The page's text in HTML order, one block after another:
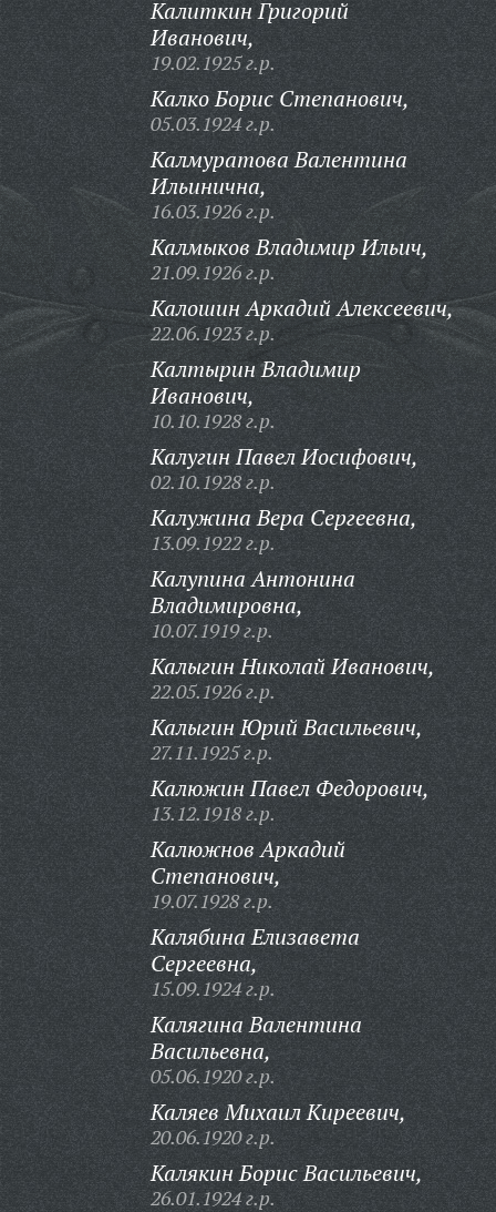
Калиткин Григорий
Иванович,
19.02.1925 г.р.
Калко Борис Степанович,
05.03.1924 г.р.
Калмуратова Валентина
Ильинична,
16.03.1926 г.р.
Калмыков Владимир Ильич,
21.09.1926 г.р.
Калошин Аркадий Алексеевич,
22.06.1923 г.р.
Калтырин Владимир
Иванович,
10.10.1928 г.р.
Калугин Павел Иосифович,
02.10.1928 г.р.
Калужина Вера Сергеевна,
13.09.1922 г.р.
Калупина Антонина
Владимировна,
10.07.1919 г.р.
Калыгин Николай Иванович,
22.05.1926 г.р.
Калыгин Юрий Васильевич,
27.11.1925 г.р.
Калюжин Павел Федорович,
13.12.1918 г.р.
Калюжнов Аркадий
Степанович,
19.07.1928 г.р.
Калябина Елизавета
Сергеевна,
15.09.1924 г.р.
Калягина Валентина
Васильевна,
05.06.1920 г.р.
Каляев Михаил Киреевич,
20.06.1920 г.р.
Калякин Борис Васильевич,
26.01.1924 г.р.